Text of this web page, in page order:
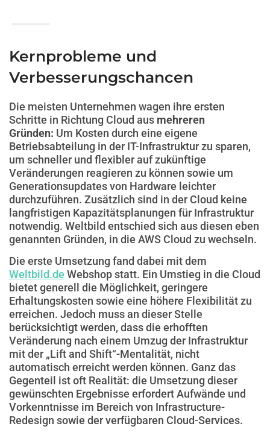
Kernprobleme und
Verbesserungschancen
Die meisten Unternehmen wagen ihre ersten
Schritte in Richtung Cloud aus mehreren
Gründen: Um Kosten durch eine eigene
Betriebsabteilung in der IT-Infrastruktur zu sparen,
um schneller und flexibler auf zukünftige
Veränderungen reagieren zu können sowie um
Generationsupdates von Hardware leichter
durchzuführen. Zusätzlich sind in der Cloud keine
langfristigen Kapazitätsplanungen für Infrastruktur
notwendig. Weltbild entschied sich aus diesen eben
genannten Gründen, in die AWS Cloud zu wechseln.
Die erste Umsetzung fand dabei mit dem
Weltbild.de Webshop statt. Ein Umstieg in die Cloud
bietet generell die Möglichkeit, geringere
Erhaltungskosten sowie eine höhere Flexibilität zu
erreichen. Jedoch muss an dieser Stelle
berücksichtigt werden, dass die erhofften
Veränderung nach einem Umzug der Infrastruktur
mit der „Lift and Shift“-Mentalität, nicht
automatisch erreicht werden können. Ganz das
Gegenteil ist oft Realität: die Umsetzung dieser
gewünschten Ergebnisse erfordert Aufwände und
Vorkenntnisse im Bereich von Infrastructure-
Redesign sowie der verfügbaren Cloud-Services.